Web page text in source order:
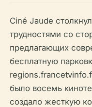
Ciné Jaude
трудностями со
предлагающих
бесплатную
было восемь
создало жесткую